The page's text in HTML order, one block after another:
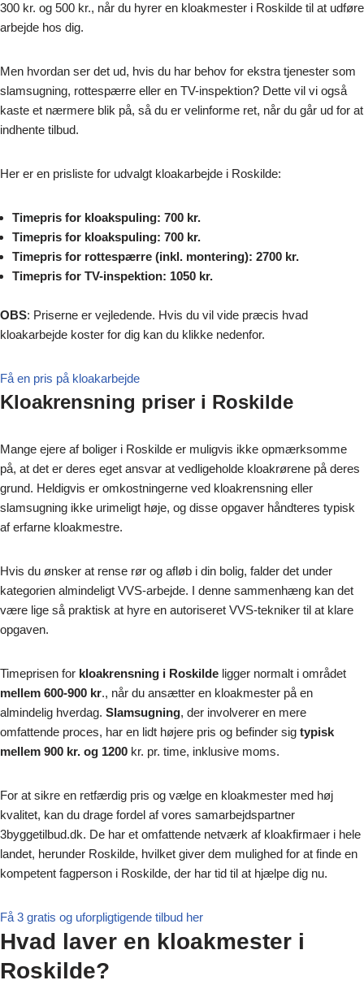
300 kr. og 500 kr., når du hyrer en kloakmester i Roskilde til at udføre
arbejde hos dig.
Men hvordan ser det ud, hvis du har behov for ekstra tjenester som
slamsugning, rottespærre eller en TV-inspektion? Dette vil vi også
kaste et nærmere blik på, så du er velinforme ret, når du går ud for at
indhente tilbud.
Her er en prisliste for udvalgt kloakarbejde i Roskilde:
Timepris for kloakspuling: 700 kr.
Timepris for kloakspuling: 700 kr.
Timepris for rottespærre (inkl. montering): 2700 kr.
Timepris for TV-inspektion: 1050 kr.
OBS: Priserne er vejledende. Hvis du vil vide præcis hvad
kloakarbejde koster for dig kan du klikke nedenfor.
Få en pris på kloakarbejde
Kloakrensning priser i Roskilde
Mange ejere af boliger i Roskilde er muligvis ikke opmærksomme
på, at det er deres eget ansvar at vedligeholde kloakrørene på deres
grund. Heldigvis er omkostningerne ved kloakrensning eller
slamsugning ikke urimeligt høje, og disse opgaver håndteres typisk
af erfarne kloakmestre.
Hvis du ønsker at rense rør og afløb i din bolig, falder det under
kategorien almindeligt VVS-arbejde. I denne sammenhæng kan det
være lige så praktisk at hyre en autoriseret VVS-tekniker til at klare
opgaven.
Timeprisen for kloakrensning i Roskilde ligger normalt i området
mellem 600-900 kr., når du ansætter en kloakmester på en
almindelig hverdag. Slamsugning, der involverer en mere
omfattende proces, har en lidt højere pris og befinder sig typisk
mellem 900 kr. og 1200 kr. pr. time, inklusive moms.
For at sikre en retfærdig pris og vælge en kloakmester med høj
kvalitet, kan du drage fordel af vores samarbejdspartner
3byggetilbud.dk. De har et omfattende netværk af kloakfirmaer i hele
landet, herunder Roskilde, hvilket giver dem mulighed for at finde en
kompetent fagperson i Roskilde, der har tid til at hjælpe dig nu.
Få 3 gratis og uforpligtigende tilbud her
Hvad laver en kloakmester i
Roskilde?